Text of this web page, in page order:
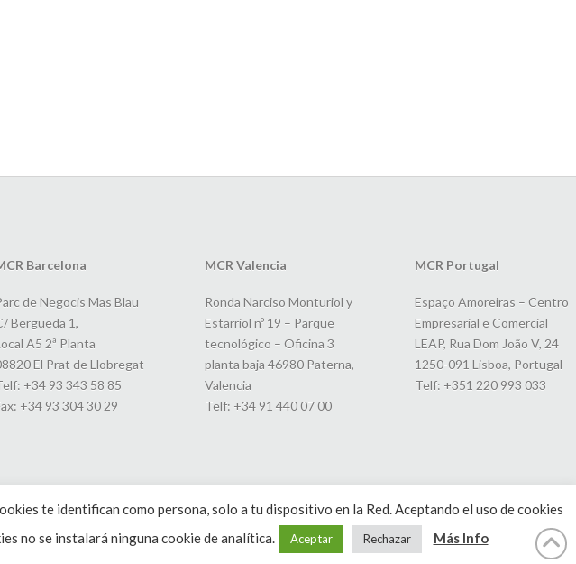
Barcelona
de Negocis Mas Blau
Bergueda 1,
A5 2ª Planta
El Prat de Llobregat
+34 93 343 58 85
+34 93 304 30 29
MCR Valencia
Ronda Narciso Monturiol y
Estarriol nº 19 – Parque
tecnológico – Oficina 3
planta baja 46980 Paterna,
Valencia
Telf: +34 91 440 07 00
MCR Portugal
Espaço Amoreiras – Centro
Empresarial e Comercial
LEAP, Rua Dom João V, 24
1250-091 Lisboa, Portugal
Telf: +351 220 993 033
te identifican como persona, solo a tu dispositivo en la Red. Aceptando el uso de cookies
no se instalará ninguna cookie de analítica.
Aceptar Rechazar Más Info